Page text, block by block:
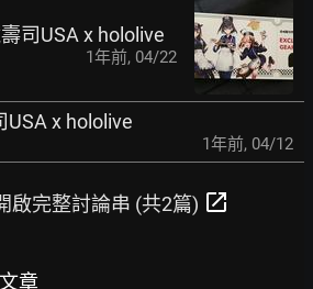
司USA x hololive
1年前, 04/22
USA x hololive
1年前, 04/12
啟完整討論串 (共2篇) open_in_new
章